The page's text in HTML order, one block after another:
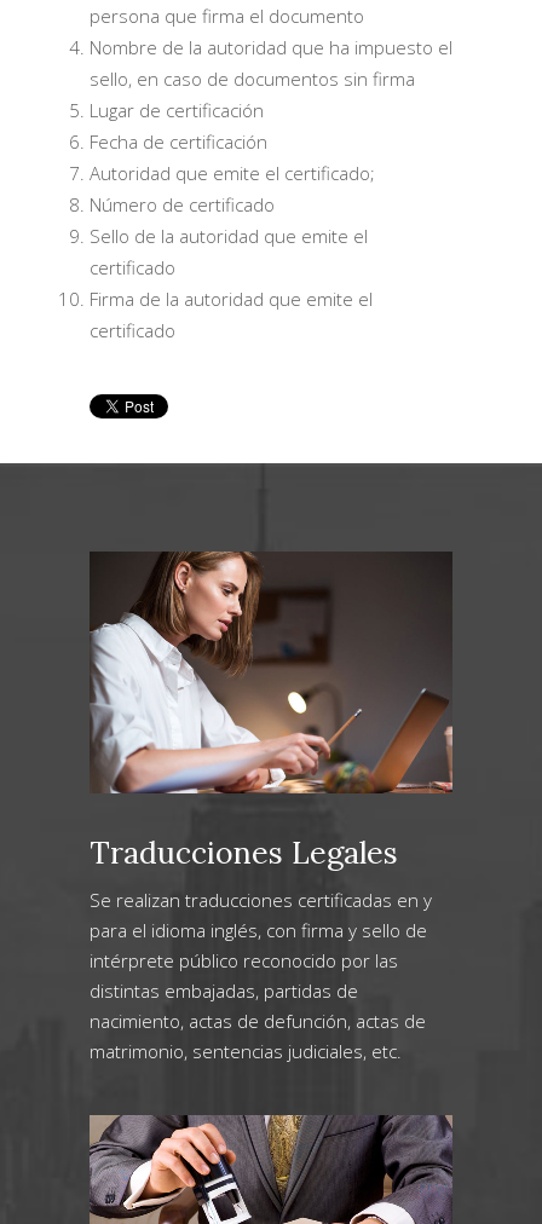
persona que firma el documento
Nombre de la autoridad que ha impuesto el
sello, en caso de documentos sin firma
Lugar de certificación
Fecha de certificación
Autoridad que emite el certificado;
Número de certificado
Sello de la autoridad que emite el
certificado
Firma de la autoridad que emite el
certificado
Traducciones Legales
Se realizan traducciones certificadas en y
para el idioma inglés, con firma y sello de
intérprete público reconocido por las
distintas embajadas, partidas de
nacimiento, actas de defunción, actas de
matrimonio, sentencias judiciales, etc.